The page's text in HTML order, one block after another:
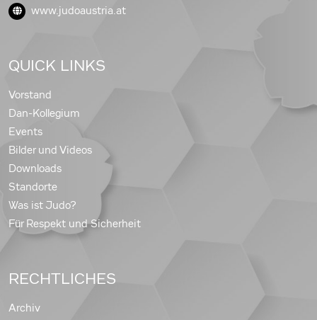
www.judoaustria.at
QUICK LINKS
Vorstand
Dan-Kollegium
Events
Bilder und Videos
Downloads
Standorte
Was ist Judo?
Für Respekt und Sicherheit
RECHTLICHES
Archiv